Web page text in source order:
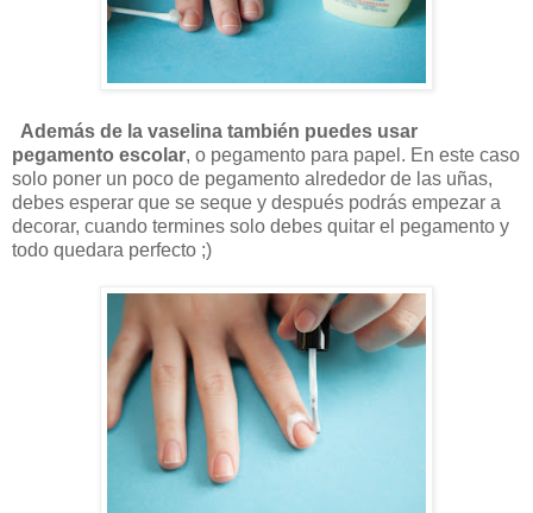
Además de la vaselina también puedes usar
pegamento escolar, o pegamento para papel. En este caso
solo poner un poco de pegamento alrededor de las uñas,
debes esperar que se seque y después podrás empezar a
decorar, cuando termines solo debes quitar el pegamento y
todo quedara perfecto ;)